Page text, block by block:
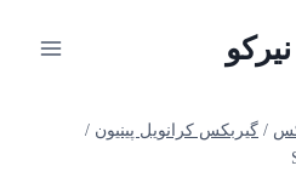
/ گیربکس کرانویل پینیون /